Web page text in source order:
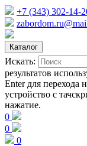
+7 (343) 302-14-
Каталог
Искать:
результатов
Enter для перехода
устройство с
нажатие.
0
0
0